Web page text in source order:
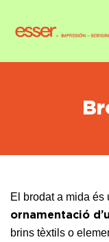
El brodat a mida
ornamentació
brins tèxtils o